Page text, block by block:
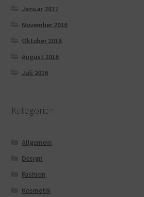
Januar 2017
November 2016
Oktober 2016
August 2016
Juli 2016
Kategorien
Allgemein
Design
Fashion
Kosmetik